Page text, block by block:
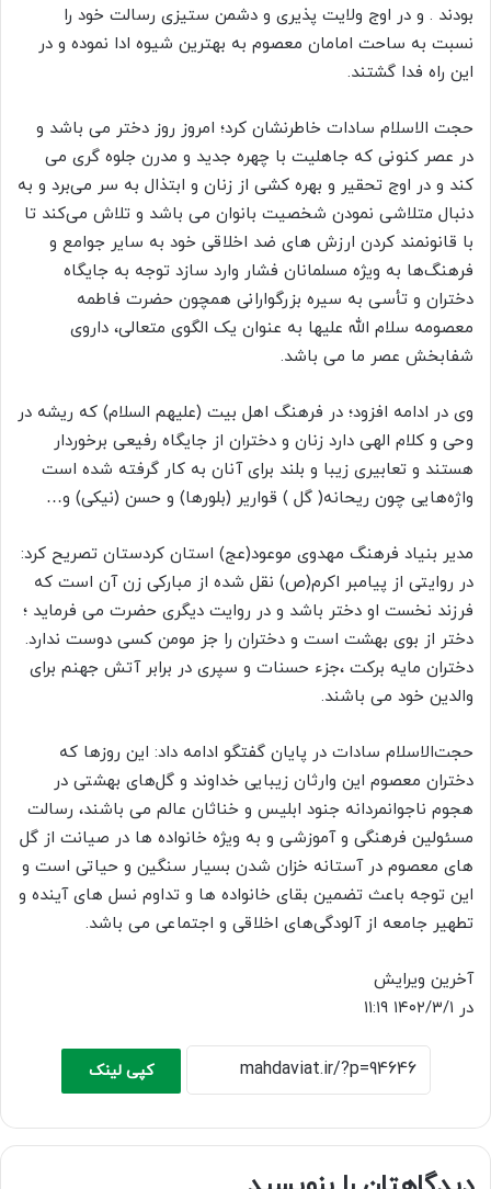
بودند . و در اوج ولایت پذیری و دشمن ستیزی رسالت خود را
نسبت به ساحت امامان معصوم به بهترین شیوه ادا نموده و در
این راه فدا گشتند.
حجت الاسلام سادات خاطرنشان کرد؛ امروز روز دختر می باشد و
در عصر کنونی که جاهلیت با چهره جدید و مدرن جلوه گری می
کند و در اوج تحقیر و بهره کشی از زنان و ابتذال به سر می‌برد و به
دنبال متلاشی نمودن شخصیت بانوان می باشد و تلاش می‌کند تا
با قانونمند کردن ارزش های ضد اخلاقی خود به سایر جوامع و
فرهنگ‌ها به ویژه مسلمانان فشار وارد سازد توجه به جایگاه
دختران و تأسی به سیره بزرگوارانی همچون حضرت فاطمه
معصومه سلام الله علیها به عنوان یک الگوی متعالی، داروی
شفابخش عصر ما می باشد.
وی در ادامه افزود؛ در فرهنگ اهل بیت (علیهم السلام) که ریشه در
وحی و کلام الهی دارد زنان و دختران از جایگاه رفیعی برخوردار
هستند و تعابیری زیبا و بلند برای آنان به کار گرفته شده است
واژه‌هایی چون ریحانه( گل ) قواریر (بلورها) و حسن (نیکی) و…
مدیر بنیاد فرهنگ مهدوی موعود(عج) استان کردستان تصریح کرد:
در روایتی از پیامبر اکرم(ص) نقل شده از مبارکی زن آن است که
فرزند نخست او دختر باشد و در روایت دیگری حضرت می فرماید ؛
دختر از بوی بهشت است و دختران را جز مومن کسی دوست ندارد.
دختران مایه برکت ،جزء حسنات و سپری در برابر آتش جهنم برای
والدین خود می باشند.
حجت‌الاسلام سادات در پایان گفتگو ادامه داد: این روزها که
دختران معصوم این وارثان زیبایی خداوند و گل‌های بهشتی در
هجوم ناجوانمردانه جنود ابلیس و خناثان عالم می باشند، رسالت
مسئولین فرهنگی و آموزشی و به ویژه خانواده ها در صیانت از گل
های معصوم در آستانه خزان شدن بسیار سنگین و حیاتی است و
این توجه باعث تضمین بقای خانواده ها و تداوم نسل های آینده و
تطهیر جامعه از آلودگی‌های اخلاقی و اجتماعی می باشد.
آخرین ویرایش
در ۱۴۰۲/۳/۱ ۱۱:۱۹
کپی لینک